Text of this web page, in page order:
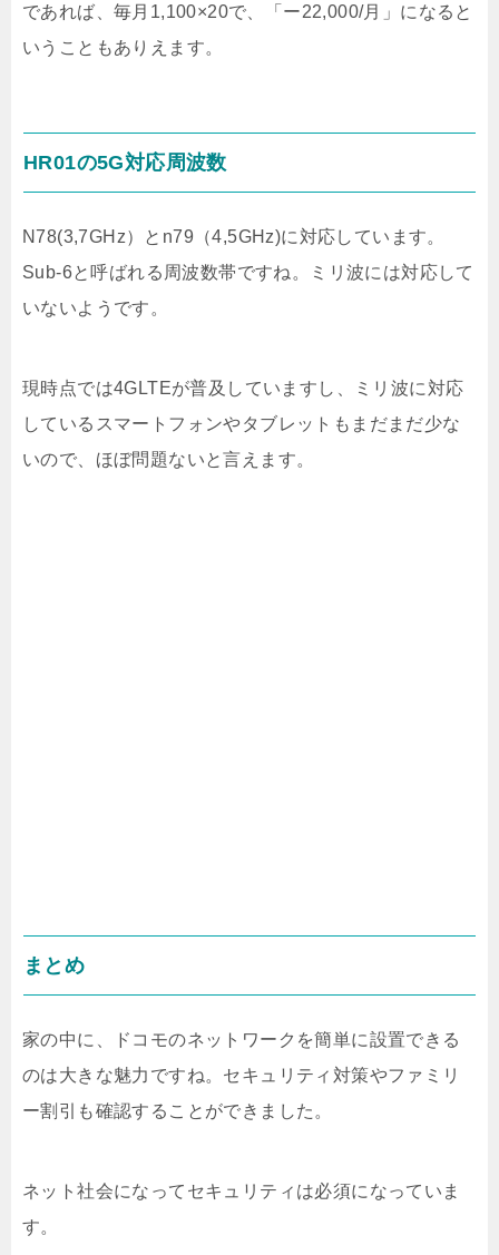
であれば、毎月1,100×20で、「ー22,000/月」になると
いうこともありえます。
HR01の5G対応周波数
N78(3,7GHz）とn79（4,5GHz)に対応しています。
Sub-6と呼ばれる周波数帯ですね。ミリ波には対応して
いないようです。
現時点では4GLTEが普及していますし、ミリ波に対応
しているスマートフォンやタブレットもまだまだ少な
いので、ほぼ問題ないと言えます。
まとめ
家の中に、ドコモのネットワークを簡単に設置できる
のは大きな魅力ですね。セキュリティ対策やファミリ
ー割引も確認することができました。
ネット社会になってセキュリティは必須になっていま
す。